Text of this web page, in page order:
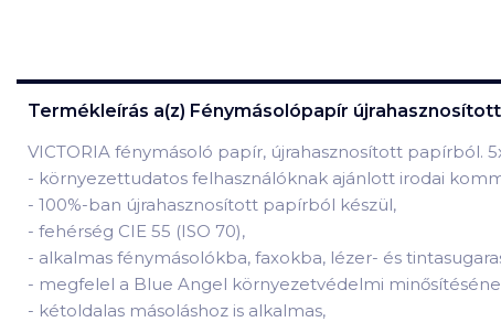
Termékleírás a(z) Fénymásolópapír
VICTORIA fénymásoló papír, újrahasznosított papírból.
- környezettudatos felhasználóknak ajánlott irodai
- 100%-ban újrahasznosított papírból készül,
- fehérség CIE 55 (ISO 70),
- alkalmas fénymásolókba, faxokba, lézer- és
- megfelel a Blue Angel környezetvédelmi
- kétoldalas másoláshoz is alkalmas,